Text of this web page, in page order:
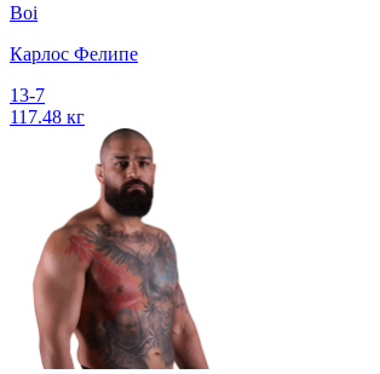
Boi
Карлос Фелипе
13-7
117.48 кг